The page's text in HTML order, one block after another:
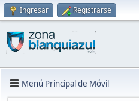
Ingresar Registrarse
Menú Principal de Móvil